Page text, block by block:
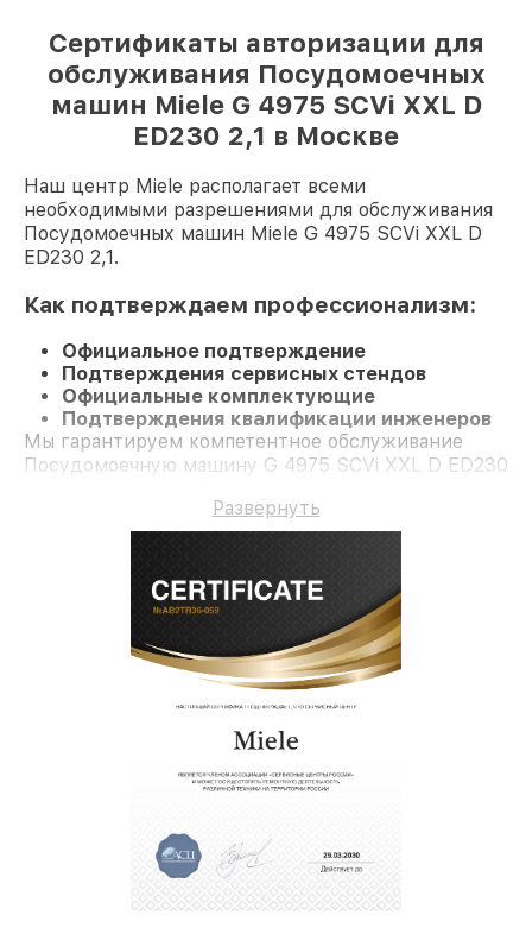
Сертификаты авторизации для
обслуживания Посудомоечных
машин Miele G 4975 SCVi XXL D
ED230 2,1 в Москве
Наш центр Miele располагает всеми
необходимыми разрешениями для обслуживания
Посудомоечных машин Miele G 4975 SCVi XXL D
ED230 2,1.
Как подтверждаем профессионализм:
Официальное подтверждение
Подтверждения сервисных стендов
Официальные комплектующие
Подтверждения квалификации инженеров
Мы гарантируем компетентное обслуживание
Посудомоечную машину G 4975 SCVi XXL D ED230
Развернуть